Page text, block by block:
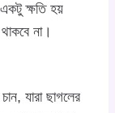
ক্ষতি হয়
না।
যারা ছাগলের